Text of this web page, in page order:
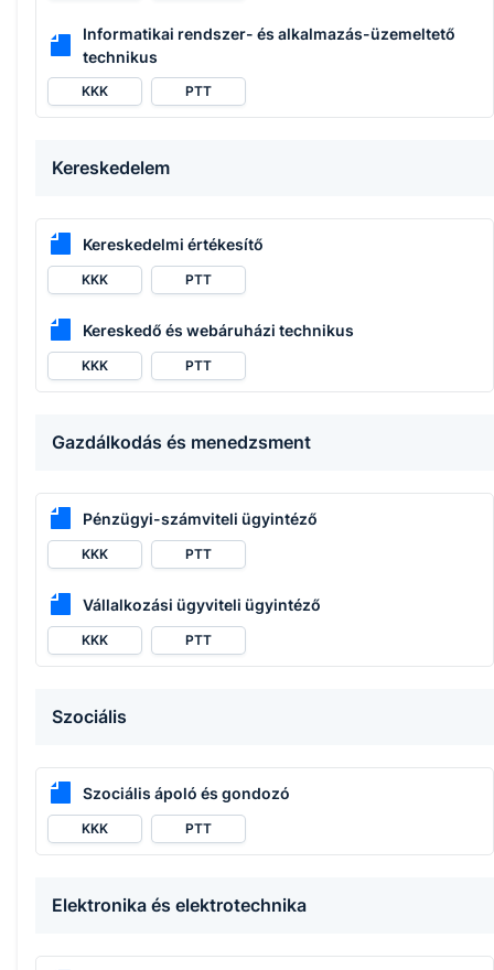
Informatikai rendszer- és alkalmazás-üzemeltető
technikus
KKK PTT
Kereskedelem
Kereskedelmi értékesítő
KKK PTT
Kereskedő és webáruházi technikus
KKK PTT
Gazdálkodás és menedzsment
Pénzügyi-számviteli ügyintéző
KKK PTT
Vállalkozási ügyviteli ügyintéző
KKK PTT
Szociális
Szociális ápoló és gondozó
KKK PTT
Elektronika és elektrotechnika